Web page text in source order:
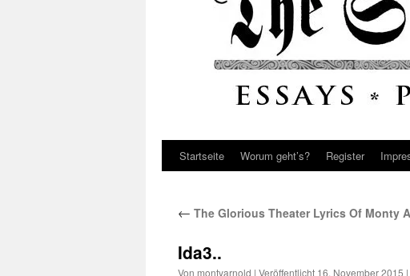
Startseite Worum geht’s? Register
← The Glorious Theater Lyrics Of Monty
Ida3..
Von montyarnold | Veröffentlicht 16. November 2015 |